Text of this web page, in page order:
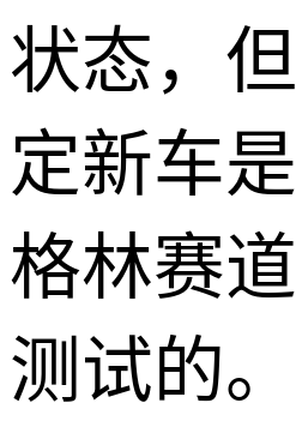
状态，
定新车
格林赛
测试的